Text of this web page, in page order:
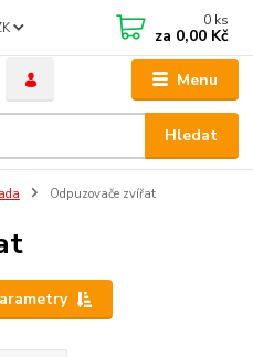
Menu
Hledat
0 ks
za 0,00 Kč
Odpuzovače zvířat